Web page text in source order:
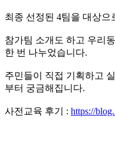
최종 선정된 4팀을 대상
참가팀 소개도 하고 우리
한 번 나누었습니다.
주민들이 직접 기획하고
부터 궁금해집니다.
사전교육 후기 : https://